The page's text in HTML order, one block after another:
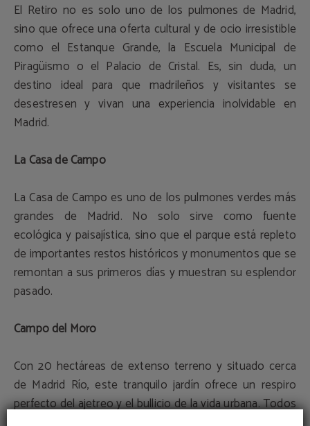
El Retiro no es solo uno de los pulmones de Madrid,
sino que ofrece una oferta cultural y de ocio irresistible
como el Estanque Grande, la Escuela Municipal de
Piragüismo o el Palacio de Cristal. Es, sin duda, un
destino ideal para que madrileños y visitantes se
desestresen y vivan una experiencia inolvidable en
Madrid.
La Casa de Campo
La Casa de Campo es uno de los pulmones verdes más
grandes de Madrid. No solo sirve como fuente
ecológica y paisajística, sino que el parque está repleto
de importantes restos históricos y monumentos que se
remontan a sus primeros días y muestran su esplendor
pasado.
Campo del Moro
Con 20 hectáreas de extenso terreno y situado cerca
de Madrid Río, este tranquilo jardín ofrece un respiro
perfecto del ajetreo y el bullicio de la vida urbana. Todos